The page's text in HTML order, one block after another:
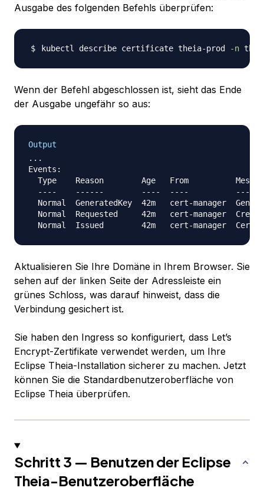
Ausgabe des folgenden Befehls überprüfen:
kubectl describe certificate theia-prod -n
Wenn der Befehl abgeschlossen ist, sieht das Ende
der Ausgabe ungefähr so aus:
Output
...
Events:
Type    Reason        Age   From
----    ------        ----  ----
Normal  GeneratedKey  42m   cert-manager
Normal  Requested     42m   cert-manager
Aktualisieren Sie Ihre Domäne in Ihrem Browser. Sie
sehen auf der linken Seite der Adressleiste ein
grünes Schloss, was darauf hinweist, dass die
Verbindung gesichert ist.
Sie haben den Ingress so konfiguriert, dass Let’s
Encrypt-Zertifikate verwendet werden, um Ihre
Eclipse Theia-Installation sicherer zu machen. Jetzt
können Sie die Standardbenutzeroberfläche von
Eclipse Theia überprüfen.
Schritt 3 — Benutzen der Eclipse
Theia-Benutzeroberfläche